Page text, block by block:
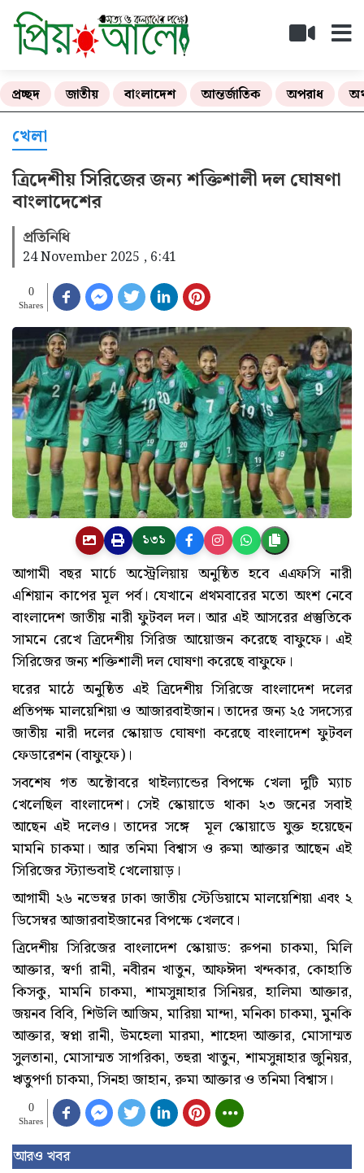
প্রচ্ছদ জাতীয় বাংলাদেশ আন্তর্জাতিক অপরাধ
খেলা
ত্রিদেশীয় সিরিজের জন্য শক্তিশালী দল ঘোষণা
বাংলাদেশের
প্রতিনিধি
24 November 2025 , 6:41
0
Shares
১৩১
আগামী বছর মার্চে অস্ট্রেলিয়ায় অনুষ্ঠিত হবে এএফসি নারী
এশিয়ান কাপের মূল পর্ব। যেখানে প্রথমবারের মতো অংশ নেবে
বাংলাদেশ জাতীয় নারী ফুটবল দল। আর এই আসরের প্রস্তুতিকে
সামনে রেখে ত্রিদেশীয় সিরিজ আয়োজন করেছে বাফুফে। এই
সিরিজের জন্য শক্তিশালী দল ঘোষণা করেছে বাফুফে।
ঘরের মাঠে অনুষ্ঠিত এই ত্রিদেশীয় সিরিজে বাংলাদেশ দলের
প্রতিপক্ষ মালয়েশিয়া ও আজারবাইজান। তাদের জন্য ২৫ সদস্যের
জাতীয় নারী দলের স্কোয়াড ঘোষণা করেছে বাংলাদেশ ফুটবল
ফেডারেশন (বাফুফে)।
সবশেষ গত অক্টোবরে থাইল্যান্ডের বিপক্ষে খেলা দুটি ম্যাচ
খেলেছিল বাংলাদেশ। সেই স্কোয়াডে থাকা ২৩ জনের সবাই
আছেন এই দলেও। তাদের সঙ্গে মূল স্কোয়াডে যুক্ত হয়েছেন
মামনি চাকমা। আর তনিমা বিশ্বাস ও রুমা আক্তার আছেন এই
সিরিজের স্ট্যান্ডবাই খেলোয়াড়।
আগামী ২৬ নভেম্বর ঢাকা জাতীয় স্টেডিয়ামে মালয়েশিয়া এবং ২
ডিসেম্বর আজারবাইজানের বিপক্ষে খেলবে।
ত্রিদেশীয় সিরিজের বাংলাদেশ স্কোয়াড: ‎‎রুপনা চাকমা, মিলি
আক্তার, স্বর্ণা রানী, নবীরন খাতুন, আফঈদা খন্দকার, কোহাতি
কিসকু, মামনি চাকমা, শামসুন্নাহার সিনিয়র, হালিমা আক্তার,
জয়নব বিবি, শিউলি আজিম, মারিয়া মান্দা, মনিকা চাকমা, মুনকি
আক্তার, স্বপ্না রানী, উমহেলা মারমা, শাহেদা আক্তার, মোসাম্মত
সুলতানা, মোসাম্মত সাগরিকা, তহুরা খাতুন, শামসুন্নাহার জুনিয়র,
ঋতুপর্ণা চাকমা, সিনহা জাহান, রুমা আক্তার ও তনিমা বিশ্বাস।
0
Shares
আরও খবর